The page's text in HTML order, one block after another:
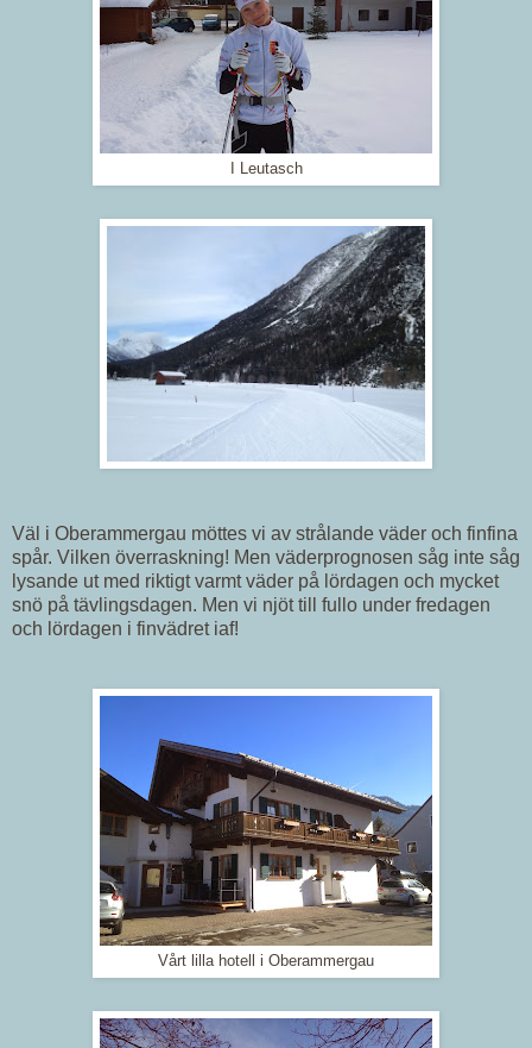
I Leutasch
Väl i Oberammergau möttes vi av strålande väder och finfina
spår. Vilken överraskning! Men väderprognosen såg inte såg
lysande ut med riktigt varmt väder på lördagen och mycket
snö på tävlingsdagen. Men vi njöt till fullo under fredagen
och lördagen i finvädret iaf!
Vårt lilla hotell i Oberammergau